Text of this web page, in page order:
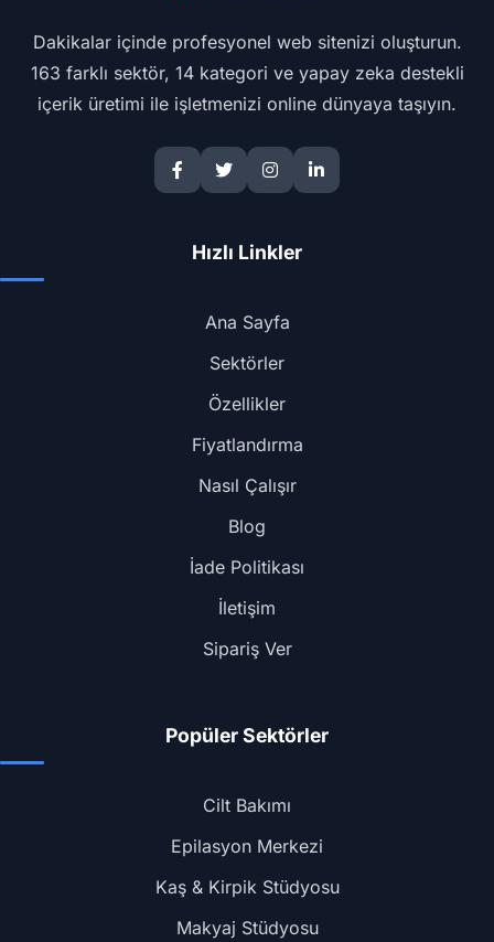
Dakikalar içinde profesyonel web sitenizi oluşturun.
163 farklı sektör, 14 kategori ve yapay zeka destekli
içerik üretimi ile işletmenizi online dünyaya taşıyın.
Hızlı Linkler
Ana Sayfa
Sektörler
Özellikler
Fiyatlandırma
Nasıl Çalışır
Blog
İade Politikası
İletişim
Sipariş Ver
Popüler Sektörler
Cilt Bakımı
Epilasyon Merkezi
Kaş & Kirpik Stüdyosu
Makyaj Stüdyosu